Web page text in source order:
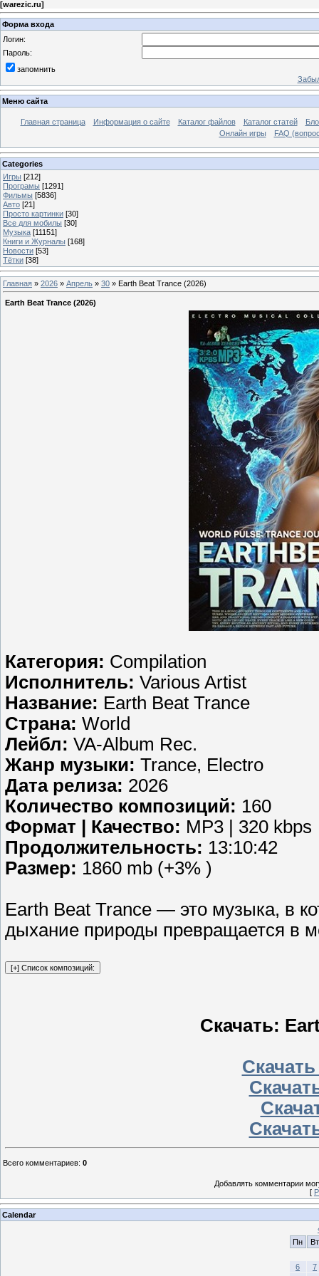
[warezic.ru]
Форма входа
Логин:
Пароль:
запомнить
Меню сайта
Главная страница Информация о сайте Каталог файлов Каталог статей
Онлайн игры
FAQ
Categories
Игры [212]
Програмы [1291]
Фильмы [5836]
Авто [21]
Просто картинки [30]
Все для мобилы [30]
Музыка [11151]
Книги и Журналы [168]
Новости [53]
Тётки [38]
Главная » 2026 » Апрель » 30 » Earth Beat Trance (2026)
Earth Beat Trance (2026)
Категория: Compilation
Исполнитель: Various Artist
Название: Earth Beat Trance
Страна: World
Лейбл: VA-Album Rec.
Жанр музыки: Trance, Electro
Дата релиза: 2026
Количество композиций: 160
Формат | Качество: MP3 | 320 kbps
Продолжительность: 13:10:42
Размер: 1860 mb (+3% )
Earth Beat Trance — это музыка, в
дыхание природы превращается в
Скачать:
Всего комментариев: 0
Добавлять комментарии
[
Calendar
Пн
Вт
6
7